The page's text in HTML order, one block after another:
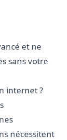
et ne
sans votre
internet ?
nécessitent